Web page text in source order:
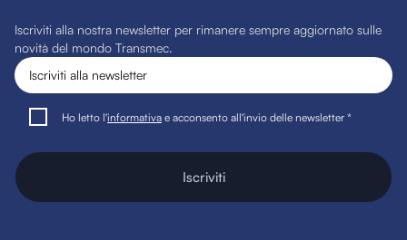
Iscriviti alla nostra newsletter per rimanere sempre aggiornato sulle
novità del mondo Transmec.
Ho letto l'informativa e acconsento all'invio delle newsletter *
Iscriviti